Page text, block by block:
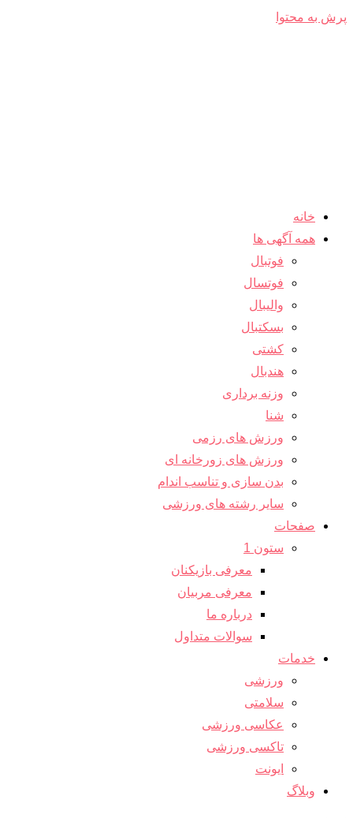
پرش به محتوا
خانه
همه آگهی ها
فوتبال
فوتسال
والیبال
بسکتبال
کشتی
هندبال
وزنه برداری
شنا
ورزش های رزمی
ورزش های زورخانه ای
بدن سازی و تناسب اندام
سایر رشته های ورزشی
صفحات
ستون 1
معرفی بازیکنان
معرفی مربیان
درباره ما
سوالات متداول
خدمات
ورزشی
سلامتی
عکاسی ورزشی
تاکسی ورزشی
ایونت
وبلاگ